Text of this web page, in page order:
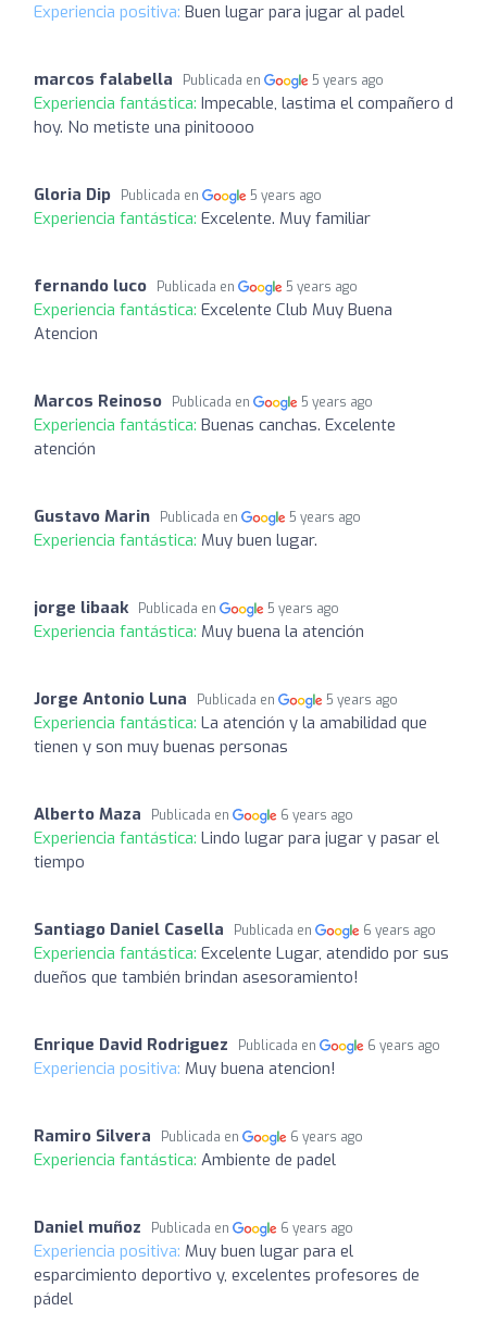
Experiencia positiva: Buen lugar para jugar al padel
marcos falabella Publicada en 5 years ago
Experiencia fantástica: Impecable, lastima el compañero d
hoy. No metiste una pinitoooo
Gloria Dip Publicada en 5 years ago
Experiencia fantástica: Excelente. Muy familiar
fernando luco Publicada en 5 years ago
Experiencia fantástica: Excelente Club Muy Buena
Atencion
Marcos Reinoso Publicada en 5 years ago
Experiencia fantástica: Buenas canchas. Excelente
atención
Gustavo Marin Publicada en 5 years ago
Experiencia fantástica: Muy buen lugar.
jorge libaak Publicada en 5 years ago
Experiencia fantástica: Muy buena la atención
Jorge Antonio Luna Publicada en 5 years ago
Experiencia fantástica: La atención y la amabilidad que
tienen y son muy buenas personas
Alberto Maza Publicada en 6 years ago
Experiencia fantástica: Lindo lugar para jugar y pasar el
tiempo
Santiago Daniel Casella Publicada en 6 years ago
Experiencia fantástica: Excelente Lugar, atendido por sus
dueños que también brindan asesoramiento!
Enrique David Rodriguez Publicada en 6 years ago
Experiencia positiva: Muy buena atencion!
Ramiro Silvera Publicada en 6 years ago
Experiencia fantástica: Ambiente de padel
Daniel muñoz Publicada en 6 years ago
Experiencia positiva: Muy buen lugar para el
esparcimiento deportivo y, excelentes profesores de
pádel